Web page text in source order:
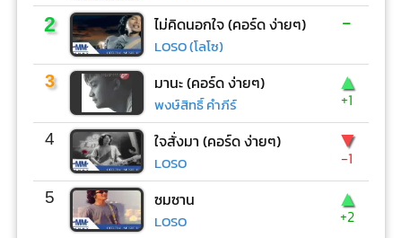
2 ไม่คิดนอกใจ (คอร์ด ง่ายๆ)
LOSO (โลโซ)
-
3 มานะ (คอร์ด ง่ายๆ)
พงษ์สิทธิ์ คำภีร์
▲
+1
4 ใจสั่งมา (คอร์ด ง่ายๆ)
LOSO
▼
-1
5 ซมซาน
LOSO
▲
+2